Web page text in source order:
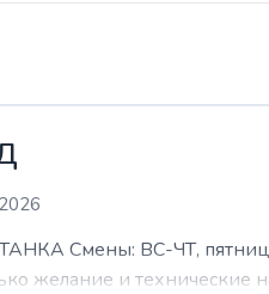
ВС-ЧТ, пятницы
желание и технические